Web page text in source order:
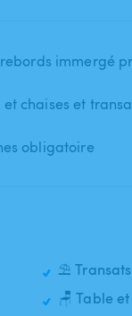
immergé
chaises et
obligatoire
⛱️ Transats
🪑 Table